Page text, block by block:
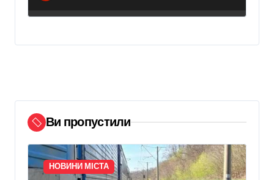
Ви пропустили
НОВИНИ МІСТА